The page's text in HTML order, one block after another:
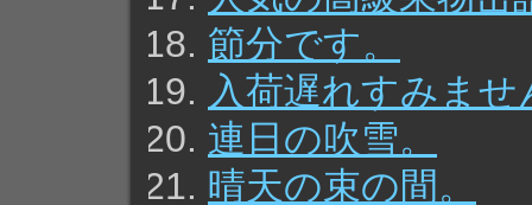
節分です。
入荷遅れすみませ
連日の吹雪。
晴天の束の間。